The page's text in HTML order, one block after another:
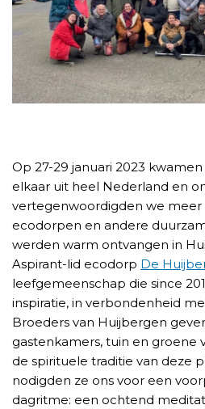
Op 27-29 januari 2023
elkaar uit heel Nederland en
vertegenwoordigden we meer
ecodorpen en andere
werden warm ontvangen in
Aspirant-lid ecodorp De
leefgemeenschap die since
inspiratie, in verbondenheid
Broeders van Huijbergen
gastenkamers, tuin en groene
de spirituele traditie van deze
nodigden ze ons voor een
dagritme: een ochtend